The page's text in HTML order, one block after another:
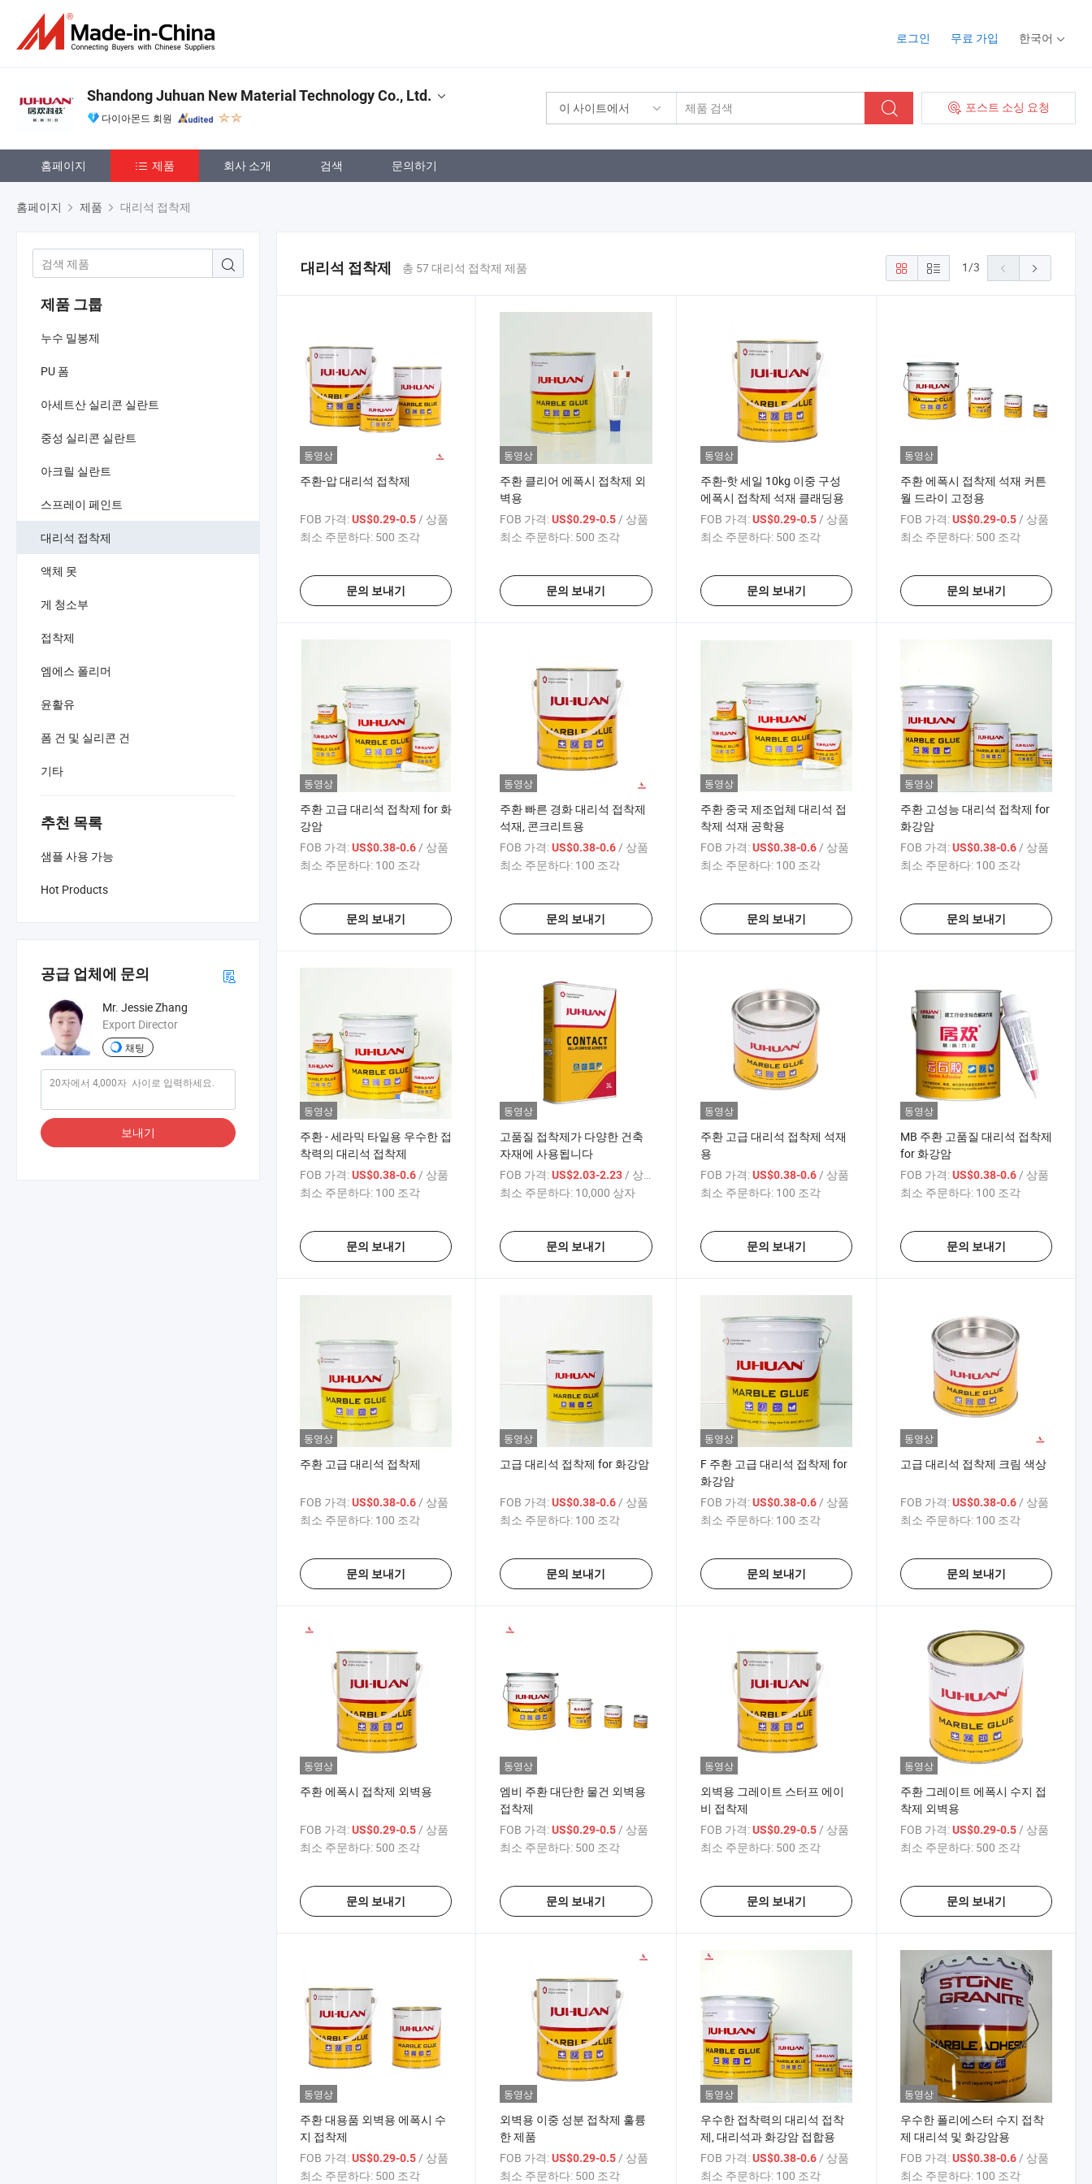
로그인 무료 가입 한국어
이 사이트에서 포스트 소싱 요청
Shandong Juhuan New Material Technology Co., Ltd.
다이아몬드 회원
홈페이지 제품 회사 소개 검색 문의하기
홈페이지 제품 대리석 접착제
제품 그룹
누수 밀봉제
PU 폼
아세트산 실리콘 실란트
중성 실리콘 실란트
아크릴 실란트
스프레이 페인트
대리석 접착제
액체 못
게 청소부
접착제
엠에스 폴리머
윤활유
폼 건 및 실리콘 건
기타
추천 목록
샘플 사용 가능
Hot Products
공급 업체에 문의
Mr. Jessie Zhang
Export Director
채팅
보내기
대리석 접착제 총 57 대리석 접착제 제품 1/3
동영상
주환-압 대리석 접착제
FOB 가격:US$0.29-0.5/ 상품
최소 주문하다: 500 조각
문의 보내기
동영상
주환 클리어 에폭시 접착제 외
벽용
FOB 가격: US$0.29-0.5/ 상품
최소 주문하다: 500 조각
문의 보내기
동영상
주환-핫 세일 10kg 이중 구성
에폭시 접착제 석재 클래딩용
FOB 가격: US$0.29-0.5/ 상품
최소 주문하다: 500 조각
문의 보내기
동영상
주환 에폭시 접착제 석재 커튼
월 드라이 고정용
FOB 가격: US$0.29-0.5/ 상품
최소 주문하다: 500 조각
문의 보내기
동영상
주환 고급 대리석 접착제 for 화
강암
FOB 가격:US$0.38-0.6 / 상품
최소 주문하다: 100 조각
문의 보내기
동영상
주환 빠른 경화 대리석 접착제
석재, 콘크리트용
FOB 가격: US$0.38-0.6 / 상품
최소 주문하다: 100 조각
문의 보내기
동영상
주환 중국 제조업체 대리석 접
착제 석재 공학용
FOB 가격: US$0.38-0.6 / 상품
최소 주문하다: 100 조각
문의 보내기
동영상
주환 고성능 대리석 접착제 for
화강암
FOB 가격: US$0.38-0.6 / 상품
최소 주문하다: 100 조각
문의 보내기
동영상
주환 - 세라믹 타일용 우수한 접
착력의 대리석 접착제
FOB 가격:US$0.38-0.6 / 상품
최소 주문하다: 100 조각
문의 보내기
동영상
고품질 접착제가 다양한 건축
자재에 사용됩니다
FOB 가격: US$2.03-2.23 / 상자
최소 주문하다: 10,000 상자
문의 보내기
동영상
주환 고급 대리석 접착제 석재
용
FOB 가격: US$0.38-0.6 / 상품
최소 주문하다: 100 조각
문의 보내기
동영상
MB 주환 고품질 대리석 접착제
for 화강암
FOB 가격: US$0.38-0.6 / 상품
최소 주문하다: 100 조각
문의 보내기
동영상
주환 고급 대리석 접착제
FOB 가격:US$0.38-0.6/ 상품
최소 주문하다: 100 조각
문의 보내기
동영상
고급 대리석 접착제 for 화강암
FOB 가격: US$0.38-0.6 / 상품
최소 주문하다: 100 조각
문의 보내기
동영상
F 주환 고급 대리석 접착제 for
화강암
FOB 가격: US$0.38-0.6/ 상품
최소 주문하다: 100 조각
문의 보내기
동영상
고급 대리석 접착제 크림 색상
FOB 가격: US$0.38-0.6/ 상품
최소 주문하다: 100 조각
문의 보내기
동영상
주환 에폭시 접착제 외벽용
FOB 가격:US$0.29-0.5/ 상품
최소 주문하다: 500 조각
문의 보내기
동영상
엠비 주환 대단한 물건 외벽용
접착제
FOB 가격: US$0.29-0.5/ 상품
최소 주문하다: 500 조각
문의 보내기
동영상
외벽용 그레이트 스터프 에이
비 접착제
FOB 가격: US$0.29-0.5/ 상품
최소 주문하다: 500 조각
문의 보내기
동영상
주환 그레이트 에폭시 수지 접
착제 외벽용
FOB 가격: US$0.29-0.5/ 상품
최소 주문하다: 500 조각
문의 보내기
동영상
주환 대용품 외벽용 에폭시 수
지 접착제
FOB 가격:US$0.29-0.5 / 상품
최소 주문하다: 500 조각
동영상
외벽용 이중 성분 접착제 훌륭
한 제품
FOB 가격: US$0.29-0.5 / 상품
최소 주문하다: 500 조각
동영상
우수한 접착력의 대리석 접착
제, 대리석과 화강암 접합용
FOB 가격: US$0.38-0.6 / 상품
최소 주문하다: 100 조각
동영상
우수한 폴리에스터 수지 접착
제 대리석 및 화강암용
FOB 가격: US$0.38-0.6 / 상품
최소 주문하다: 100 조각